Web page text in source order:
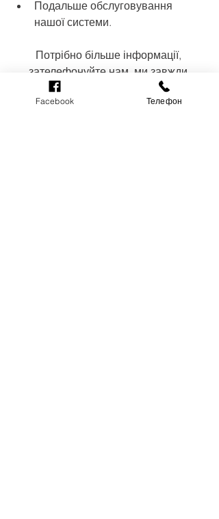
Подальше обслуговування
нашої системи.
Потрібно більше інформації,
зателефонуйте нам, ми завжди
допомогти
+380673641101 або
Facebook Телефон